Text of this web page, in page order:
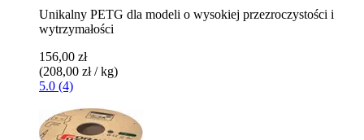
Unikalny PETG dla modeli o wysokiej przezroczystości i
wytrzymałości
156,00 zł
(208,00 zł / kg)
5.0 (4)